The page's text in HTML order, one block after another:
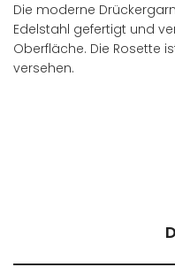
Die moderne
Edelstahl gefertigt und
Oberfläche. Die Rosette
versehen.